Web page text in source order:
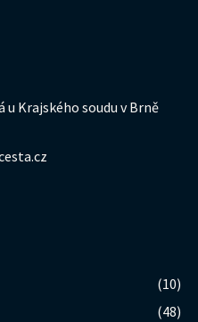
u Krajského soudu v Brně
(10)
(48)